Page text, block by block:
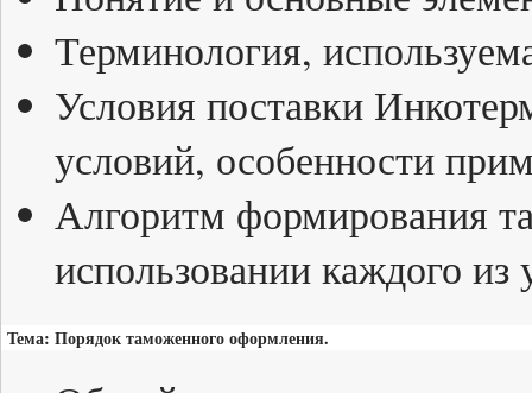
Терминология,
Условия поставки
условий, особенности
Алгоритм формирования
использовании каждого
Тема: Порядок таможенного оформления.